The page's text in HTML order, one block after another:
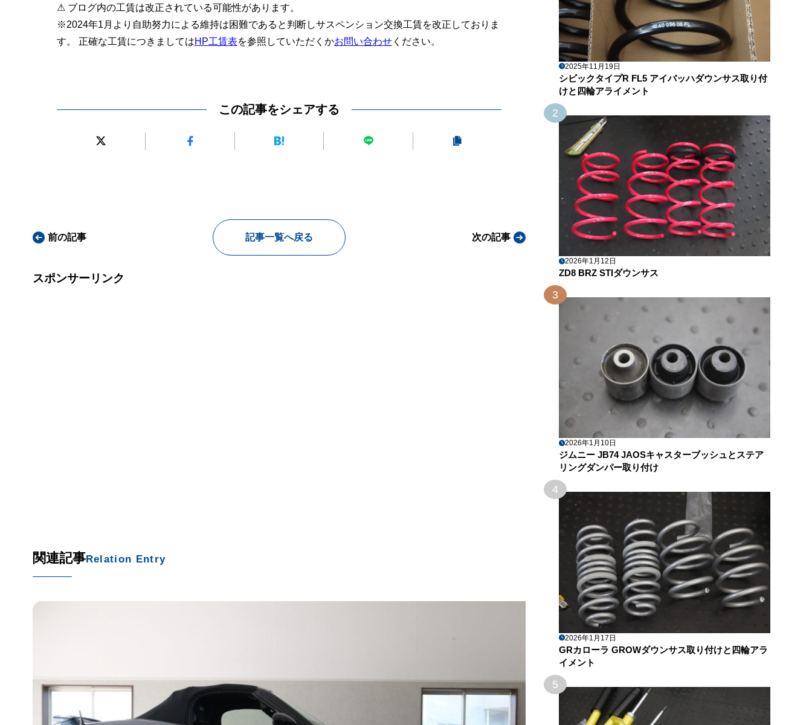
⚠ ブログ内の工賃は改正されている可能性があります。
※2024年1月より自助努力による維持は困難であると判断しサスペンション交換工賃を改正しておりま
す。 正確な工賃につきましてはHP工賃表を参照していただくかお問い合わせください。
この記事をシェアする
前の記事 記事一覧へ戻る 次の記事
スポンサーリンク
関連記事Relation Entry
2025年11月19日
シビックタイプR FL5 アイバッハダウンサス取り付
けと四輪アライメント
2
2026年1月12日
ZD8 BRZ STIダウンサス
3
2026年1月10日
ジムニー JB74 JAOSキャスターブッシュとステア
リングダンパー取り付け
4
2026年1月17日
GRカローラ GROWダウンサス取り付けと四輪アラ
イメント
5